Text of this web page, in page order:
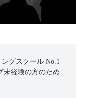
ングスクール No.1
未経験の方のため